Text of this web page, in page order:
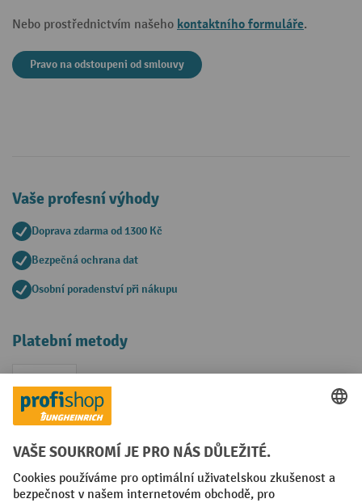
Nebo prostřednictvím našeho kontaktního formuláře.
Pravo na odstoupeni od smlouvy
Vaše profesní výhody
Doprava zdarma od 1300 Kč
Bezpečná ochrana dat
Osobní poradenství při nákupu
Platební metody
Faktura
Sociální sítě
Facebook
YouTubeLinkedIn